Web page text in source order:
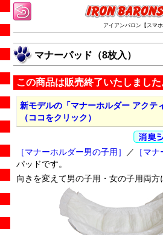
アイアンバロン【スマホ
マナーパッド（8枚入）
この商品は販売終了いたしました
新モデルの「マナーホルダー アクテ
（ココをクリック）
［マナーホルダー男の子用］ ／ ［マ
パッドです。
向きを変えて男の子用・女の子用両方